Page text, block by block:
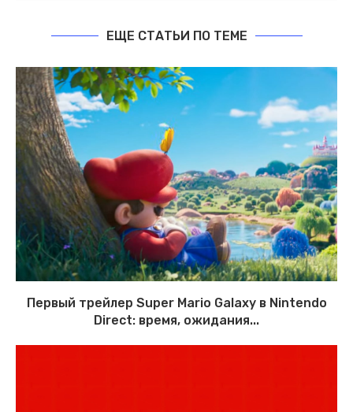
ЕЩЕ СТАТЬИ ПО ТЕМЕ
Первый трейлер Super Mario Galaxy в Nintendo
Direct: время, ожидания...